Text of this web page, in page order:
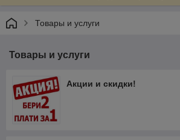
Товары и услуги
Товары и услуги
Акции и скидки!